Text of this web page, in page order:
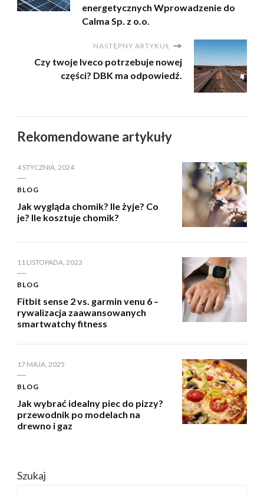
energetycznych Wprowadzenie do
Calma Sp. z o.o.
NASTĘPNY ARTYKUŁ
Czy twoje Iveco potrzebuje nowej
części? DBK ma odpowiedź.
Rekomendowane artykuły
4 STYCZNIA, 2024
BLOG
Jak wygląda chomik? Ile żyje? Co
je? Ile kosztuje chomik?
11 LISTOPADA, 2023
BLOG
Fitbit sense 2 vs. garmin venu 6 –
rywalizacja zaawansowanych
smartwatchy fitness
17 MAJA, 2025
BLOG
Jak wybrać idealny piec do pizzy?
przewodnik po modelach na
drewno i gaz
Szukaj